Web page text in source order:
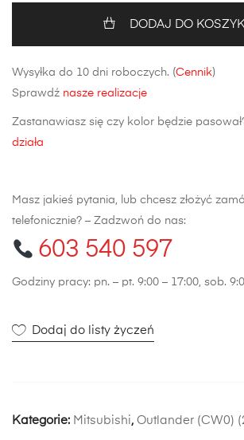
DODAJ DO
Wysyłka do 10 dni roboczych. (Cennik)
Sprawdź nasze realizacje
Zastanawiasz się czy kolor będzie
działa
Masz jakieś pytania, lub chcesz złożyć
telefonicznie? – Zadzwoń do nas:
603 540 597
Godziny pracy: pn. – pt. 9:00 – 17:00, sob.
Dodaj do listy życzeń
Kategorie: Mitsubishi, Outlander (CW0)